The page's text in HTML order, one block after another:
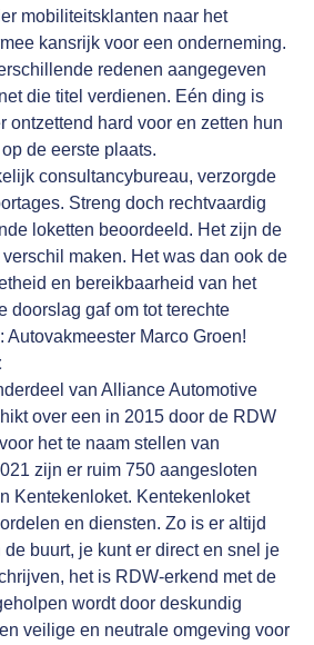
mobiliteitsklanten naar het
kansrijk voor een onderneming.
redenen aangegeven
die titel verdienen. Eén ding is
ontzettend hard voor en zetten hun
de eerste plaats.
consultancybureau, verzorgde
Streng doch rechtvaardig
loketten beoordeeld. Het zijn de
maken. Het was dan ook de
en bereikbaarheid van het
doorslag gaf om tot terechte
Autovakmeester Marco Groen!
van Alliance Automotive
over een in 2015 door de RDW
het te naam stellen van
zijn er ruim 750 aangesloten
Kentekenloket. Kentekenloket
en diensten. Zo is er altijd
buurt, je kunt er direct en snel je
het is RDW-erkend met de
wordt door deskundig
veilige en neutrale omgeving voor